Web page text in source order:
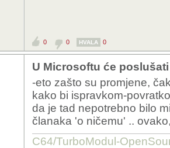
0 0 HVALA 0
U Microsoftu će
-eto zašto su promjene,
kako bi ispravkom-
da je tad nepotrebno bilo
članaka 'o ničemu' ..
C64/TurboModul-